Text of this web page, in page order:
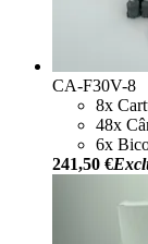
CA-F30V-8
8x
48x
6x
241,50 €